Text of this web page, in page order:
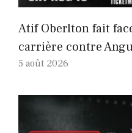
Atif Oberlton fait
carrière contre
5 août 2026